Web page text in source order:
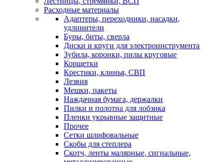
Расходные материалы
Адаптеры, переходники, насадки,
удлинители
Буры, биты, сверла
Диски и круги для электроинструмента
Зубила, коронки, пилы круговые
Корщетки
Крестики, клинья, СВП
Лезвия
Мешки, пакеты
Наждачная бумага, держалки
Пилки и полотна для лобзика
Пленки укрывные защитные
Прочее
Сетки шлифовальные
Скобы для степлера
Скотч, ленты малярные, сигнальные,